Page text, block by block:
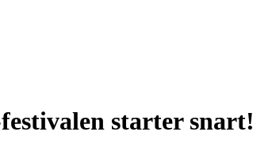
starter snart!